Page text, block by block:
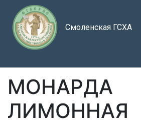
Смоленская ГСХА
МОНАРДА
ЛИМОННАЯ